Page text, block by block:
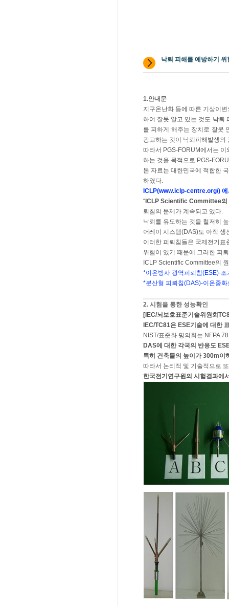
낙뢰 피해를 예방하기
1.안내문
지구온난화 등에 따른 기상이
하여 잘못 알고 있는 것도 낙뢰
를 피하게 해주는 장치로 잘못
광고하는 것이 낙뢰피해발생의
따라서 PGS-FORUM에서는
하는 것을 목적으로 PGS-
본 자료는 대한민국에 적합한
하였다.
ICLP(www.iclp-centre.org/) 에
“ ICLP Scientific Committee의
뢰침의 문제가 계속되고 있다.
낙뢰를 유도하는 것을 철저히
어레이 시스템(DAS)도 아직 생
이러한 피뢰침들은 국제전기표
위험이 있기 때문에 그러한 피
ICLP Scientific Committee의
*이온방사 광역피뢰침(ESE)-
*분산형 피뢰침(DAS)-이온중
2. 시험을 통한 성능확인
[IEC/뇌보호표준기술위원회
IEC/TC81은 ESE기술에 대한
NIST/표준화 평의회는 NFPA
DAS에 대한 각국의 반응도
특히 건축물의 높이가 300m이
따라서 논리적 및 기술적으로
한국전기연구원의 시험결과에